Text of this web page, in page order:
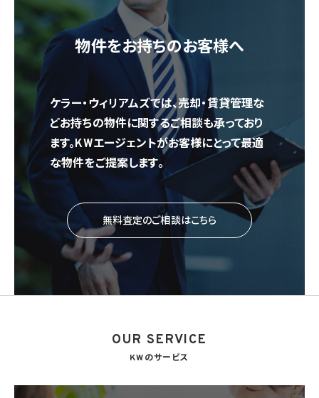
物件をお持ちのお客様へ
ケラー・ウィリアムズでは、売却・賃貸管理な
どお持ちの物件に関するご相談も承っており
ます。KWエージェントがお客様にとって最適
な物件をご提案します。
無料査定のご相談はこちら
OUR SERVICE
KWのサービス